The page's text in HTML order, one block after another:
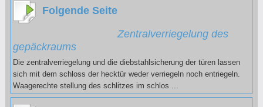
Folgende Seite
Zentralverriegelung des
gepäckraums
Die zentralverriegelung und die diebstahlsicherung der türen lassen
sich mit dem schloss der hecktür weder verriegeln noch entriegeln.
Waagerechte stellung des schlitzes im schlos ...